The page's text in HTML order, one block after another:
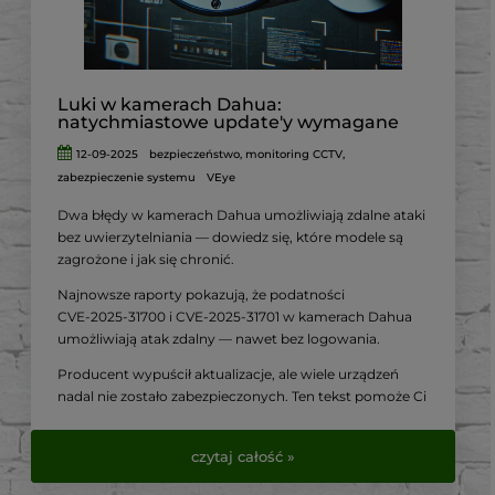
VirtualEye.pl.
Luki w kamerach Dahua:
natychmiastowe update'y wymagane
12-09-2025 bezpieczeństwo, monitoring CCTV,
zabezpieczenie systemu
VEye
Dwa błędy w kamerach Dahua umożliwiają zdalne ataki
bez uwierzytelniania — dowiedz się, które modele są
zagrożone i jak się chronić.
Najnowsze raporty pokazują, że podatności
CVE‑2025‑31700 i CVE‑2025‑31701 w kamerach Dahua
umożliwiają atak zdalny — nawet bez logowania.
Producent wypuścił aktualizacje, ale wiele urządzeń
nadal nie zostało zabezpieczonych. Ten tekst pomoże Ci
czytaj całość »